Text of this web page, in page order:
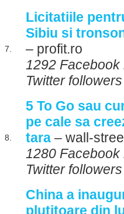
7.
Licitatiile
Sibiu si
– profit.ro
1292
Twitter followers
8.
5 To Go sau
pe cale sa
tara – wall-
1280
Twitter followers
China a
plutitoare din